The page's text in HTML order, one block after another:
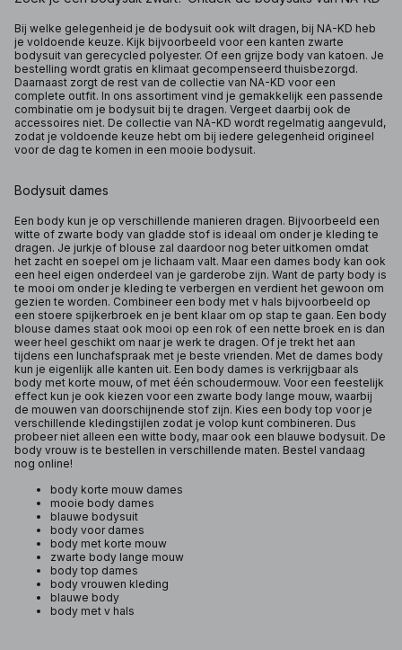
Bij welke gelegenheid je de bodysuit ook wilt dragen, bij NA-KD heb
je voldoende keuze. Kijk bijvoorbeeld voor een kanten zwarte
bodysuit van gerecycled polyester. Of een grijze body van katoen. Je
bestelling wordt gratis en klimaat gecompenseerd thuisbezorgd.
Daarnaast zorgt de rest van de collectie van NA-KD voor een
complete outfit. In ons assortiment vind je gemakkelijk een passende
combinatie om je bodysuit bij te dragen. Vergeet daarbij ook de
accessoires niet. De collectie van NA-KD wordt regelmatig aangevuld,
zodat je voldoende keuze hebt om bij iedere gelegenheid origineel
voor de dag te komen in een mooie bodysuit.
Bodysuit dames
Een body kun je op verschillende manieren dragen. Bijvoorbeeld een
witte of zwarte body van gladde stof is ideaal om onder je kleding te
dragen. Je jurkje of blouse zal daardoor nog beter uitkomen omdat
het zacht en soepel om je lichaam valt. Maar een dames body kan ook
een heel eigen onderdeel van je garderobe zijn. Want de party body is
te mooi om onder je kleding te verbergen en verdient het gewoon om
gezien te worden. Combineer een body met v hals bijvoorbeeld op
een stoere spijkerbroek en je bent klaar om op stap te gaan. Een body
blouse dames staat ook mooi op een rok of een nette broek en is dan
weer heel geschikt om naar je werk te dragen. Of je trekt het aan
tijdens een lunchafspraak met je beste vrienden. Met de dames body
kun je eigenlijk alle kanten uit. Een body dames is verkrijgbaar als
body met korte mouw, of met één schoudermouw. Voor een feestelijk
effect kun je ook kiezen voor een zwarte body lange mouw, waarbij
de mouwen van doorschijnende stof zijn. Kies een body top voor je
verschillende kledingstijlen zodat je volop kunt combineren. Dus
probeer niet alleen een witte body, maar ook een blauwe bodysuit. De
body vrouw is te bestellen in verschillende maten. Bestel vandaag
nog online!
body korte mouw dames
mooie body dames
blauwe bodysuit
body voor dames
body met korte mouw
zwarte body lange mouw
body top dames
body vrouwen kleding
blauwe body
body met v hals